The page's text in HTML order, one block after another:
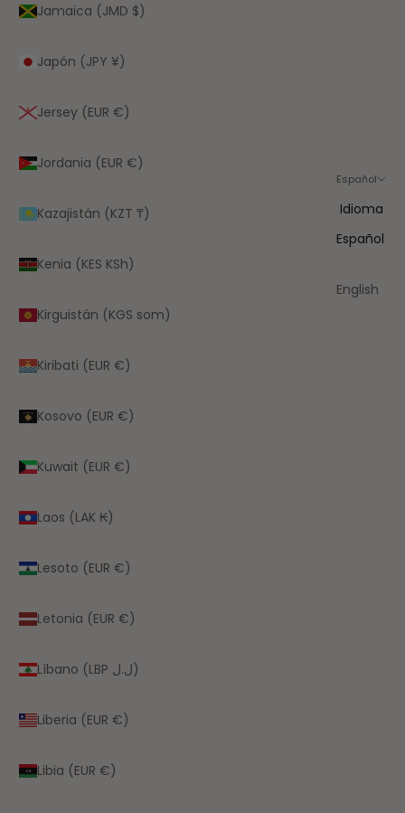
Jamaica (JMD $)
Japón (JPY ¥)
Jersey (EUR €)
Jordania (EUR €)
Kazajistán (KZT ₸)
Kenia (KES KSh)
Kirguistán (KGS som)
Kiribati (EUR €)
Kosovo (EUR €)
Kuwait (EUR €)
Laos (LAK ₭)
Lesoto (EUR €)
Letonia (EUR €)
Líbano (LBP ل.ل)
Liberia (EUR €)
Libia (EUR €)
Español
Idioma
Español
English